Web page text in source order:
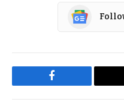
Facebook